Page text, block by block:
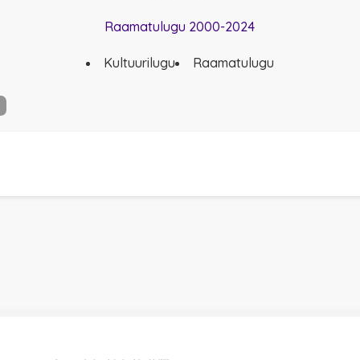
Raamatulugu 2000-2024
Kultuurilugu Raamatulugu